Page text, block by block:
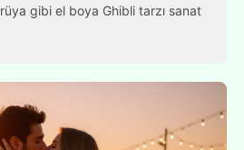
rüya gibi el boya Ghibli tarzı sanat